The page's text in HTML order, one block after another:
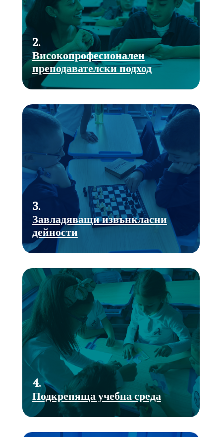
2.
Високопрофесионален
преподавателски подход
3.
Завладяващи извънкласни
дейности
4.
Подкрепяща учебна среда